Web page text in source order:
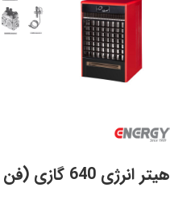
هیتر انرژی 640 گازی (فن آلمانی) مدل GH 0640